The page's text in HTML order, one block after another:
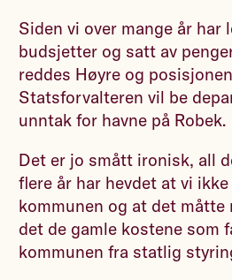
Siden vi over mange år har
budsjetter og satt av
reddes Høyre og
Statsforvalteren vil be
unntak for havne på Robek.
Det er jo smått ironisk, all
flere år har hevdet at vi
kommunen og at det måtte
det de gamle kostene som
kommunen fra statlig